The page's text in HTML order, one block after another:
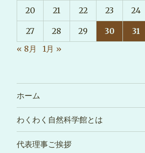
20 21 22 23 24
27 28 29 30
31
« 8月
1月 »
ホーム
わくわく自然科学館とは
代表理事ご挨拶